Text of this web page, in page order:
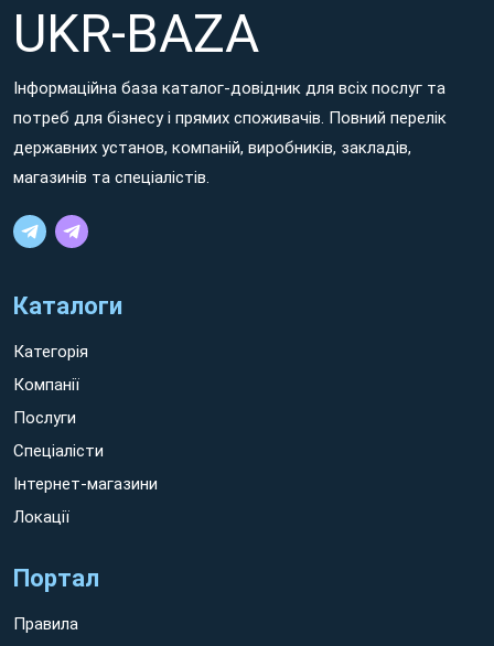
Знайти компанію з урахуванням різних вимог пропонує
про перевірені компанії, що надають послуги евакуатора в
м.Золотоноша.
Каталог евакуаторів міста Золотоноша та
вигідно вирізняють його від сайтів окремих організацій
підприємств аналогічного профілю:
UKR-BAZA
Інформаційна база каталог-довідник для всіх послуг та
потреб для бізнесу і прямих споживачів. Повний перелік
державних установ, компаній, виробників, закладів,
магазинів та спеціалістів.
Каталоги
Категорія
Компанії
Послуги
Спеціалісти
Інтернет-магазини
Локації
Портал
Правила